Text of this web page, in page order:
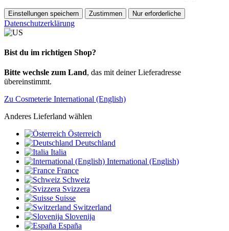
Einstellungen speichern Zustimmen Nur erforderliche
Datenschutzerklärung
Bist du im richtigen Shop?
Bitte wechsle zum Land, das mit deiner Lieferadresse
übereinstimmt.
Zu Cosmeterie International (English)
Anderes Lieferland wählen
Österreich
Deutschland
Italia
International (English)
France
Schweiz
Svizzera
Suisse
Switzerland
Slovenija
España